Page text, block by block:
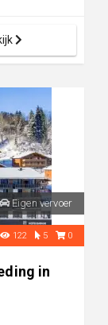
Eigen vervoer
122 5 0
in